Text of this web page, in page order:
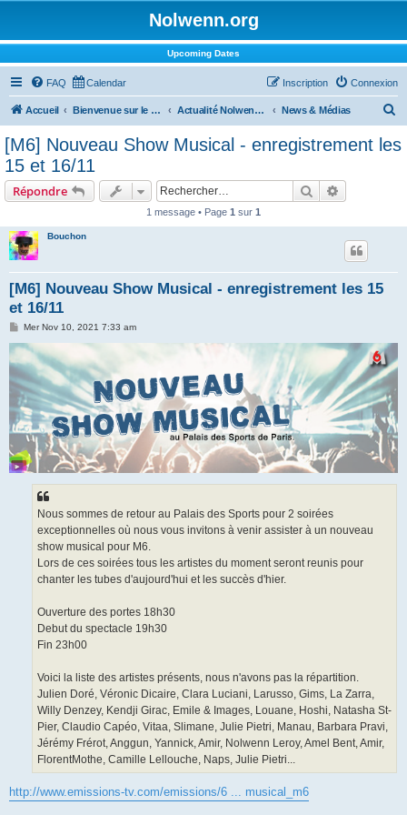
Nolwenn.org
Upcoming Dates
FAQ Calendar Connexion
Inscription
Accueil Bienvenue sur le forum ! Actualité Nolwenn Leroy News & Médias
c
[M6] Nouveau Show Musical - enregistrement les
15 et 16/11
Répondre Rechercher
1 message • Page 1 sur 1
Bouchon
[M6] Nouveau Show Musical - enregistrement les 15
et 16/11
M
s
a
g
e
Mer Nov 10, 2021 7:33 am
Nous sommes de retour au Palais des Sports pour 2 soirées
exceptionnelles où nous vous invitons à venir assister à un nouveau
show musical pour M6.
Lors de ces soirées tous les artistes du moment seront reunis pour
chanter les tubes d'aujourd'hui et les succès d'hier.
Ouverture des portes 18h30
Debut du spectacle 19h30
Fin 23h00
Voici la liste des artistes présents, nous n'avons pas la répartition.
Julien Doré, Véronic Dicaire, Clara Luciani, Larusso, Gims, La Zarra,
Willy Denzey, Kendji Girac, Emile & Images, Louane, Hoshi, Natasha St-
Pier, Claudio Capéo, Vitaa, Slimane, Julie Pietri, Manau, Barbara Pravi,
Jérémy Frérot, Anggun, Yannick, Amir, Nolwenn Leroy, Amel Bent, Amir,
FlorentMothe, Camille Lellouche, Naps, Julie Pietri...
http://www.emissions-tv.com/emissions/6 ... musical_m6